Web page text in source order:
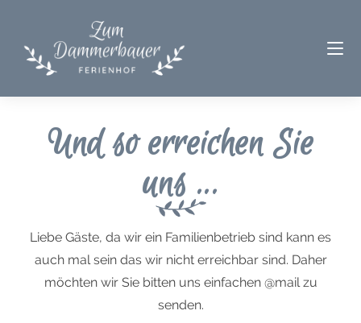
Und so erreichen Sie
uns ...
Liebe Gäste, da wir ein Familienbetrieb sind kann es
auch mal sein das wir nicht erreichbar sind. Daher
möchten wir Sie bitten uns einfachen @mail zu
senden.